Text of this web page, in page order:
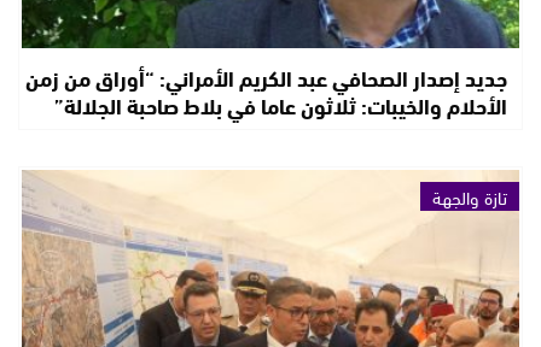
جديد إصدار الصحافي عبد الكريم الأمراني: “أوراق من زمن
الأحلام والخيبات: ثلاثون عاما في بلاط صاحبة الجلالة”
تازة والجهة